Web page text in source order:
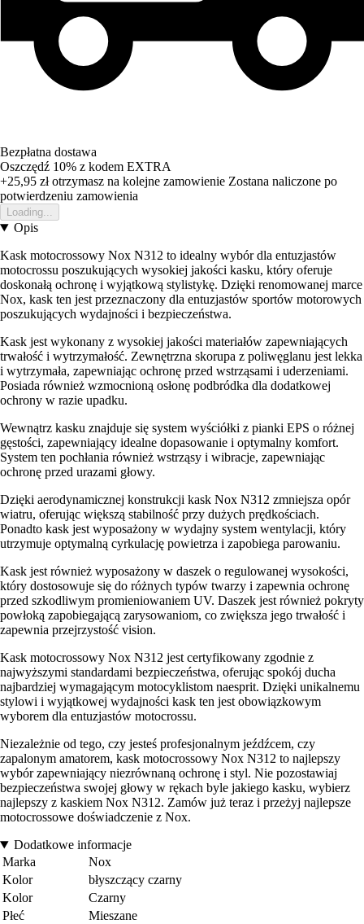
Bezpłatna dostawa
Oszczędź 10% z kodem EXTRA
+25,95 złotrzymasz na kolejne zamowienie Zostana naliczone po
potwierdzeniu zamowienia
Loading...
Opis
Kask motocrossowy Nox N312 to idealny wybór dla entuzjastów
motocrossu poszukujących wysokiej jakości kasku, który oferuje
doskonałą ochronę i wyjątkową stylistykę. Dzięki renomowanej marce
Nox, kask ten jest przeznaczony dla entuzjastów sportów motorowych
poszukujących wydajności i bezpieczeństwa.
Kask jest wykonany z wysokiej jakości materiałów zapewniających
trwałość i wytrzymałość. Zewnętrzna skorupa z poliwęglanu jest lekka
i wytrzymała, zapewniając ochronę przed wstrząsami i uderzeniami.
Posiada również wzmocnioną osłonę podbródka dla dodatkowej
ochrony w razie upadku.
Wewnątrz kasku znajduje się system wyściółki z pianki EPS o różnej
gęstości, zapewniający idealne dopasowanie i optymalny komfort.
System ten pochłania również wstrząsy i wibracje, zapewniając
ochronę przed urazami głowy.
Dzięki aerodynamicznej konstrukcji kask Nox N312 zmniejsza opór
wiatru, oferując większą stabilność przy dużych prędkościach.
Ponadto kask jest wyposażony w wydajny system wentylacji, który
utrzymuje optymalną cyrkulację powietrza i zapobiega parowaniu.
Kask jest również wyposażony w daszek o regulowanej wysokości,
który dostosowuje się do różnych typów twarzy i zapewnia ochronę
przed szkodliwym promieniowaniem UV. Daszek jest również pokryty
powłoką zapobiegającą zarysowaniom, co zwiększa jego trwałość i
zapewnia przejrzystość vision.
Kask motocrossowy Nox N312 jest certyfikowany zgodnie z
najwyższymi standardami bezpieczeństwa, oferując spokój ducha
najbardziej wymagającym motocyklistom naesprit. Dzięki unikalnemu
stylowi i wyjątkowej wydajności kask ten jest obowiązkowym
wyborem dla entuzjastów motocrossu.
Niezależnie od tego, czy jesteś profesjonalnym jeźdźcem, czy
zapalonym amatorem, kask motocrossowy Nox N312 to najlepszy
wybór zapewniający niezrównaną ochronę i styl. Nie pozostawiaj
bezpieczeństwa swojej głowy w rękach byle jakiego kasku, wybierz
najlepszy z kaskiem Nox N312. Zamów już teraz i przeżyj najlepsze
motocrossowe doświadczenie z Nox.
Dodatkowe informacje
Marka
Nox
Kolor
błyszczący czarny
Kolor
Czarny
Płeć
Mieszane